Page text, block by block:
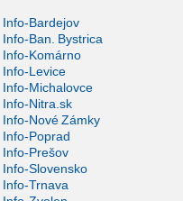
Info-Bardejov
Info-Ban. Bystrica
Info-Komárno
Info-Levice
Info-Michalovce
Info-Nitra.sk
Info-Nové Zámky
Info-Poprad
Info-Prešov
Info-Slovensko
Info-Trnava